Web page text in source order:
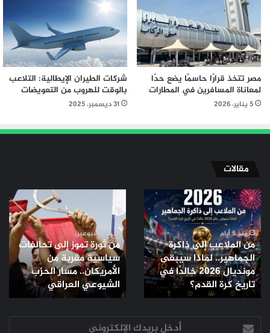
مصر تتخذ قرارًا حاسمًا يضع حدًا
لمعاناة المسافرين في المطارات
5 يناير، 2026
شركات الطيران الإيطالية: التلاعب
بالوقت للهروب من التعويضات
31 ديسمبر، 2025
مقالات
من
الملاعب
إلى
ذاكرة
الجماهير..
لماذا
سيبقى
مونديال
2026
في
منذ 5 أيام
من الملاعب إلى ذاكرة
الجماهير.. لماذا سيبقى
مونديال 2026 خالدًا في
تاريخ كرة القدم؟
ثورة
تموز
إلى
تحالفات
سياسية
مقربة
من
الأمريكان..
الحزب
منذ أسبوعين
من ثورة تموز إلى تحالفات
سياسية مقربة من
الأمريكان.. مسار الحزب
الشيوعي العراقي
أدخل